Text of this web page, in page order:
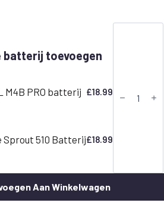
batterij toevoegen
M4B PRO batterij £18.99
Sprout 510 Batterij£18.99
Granddaddy
Aan Winkelwagen